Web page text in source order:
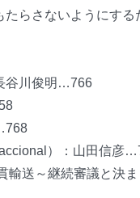
らさないようにす
谷川俊明…766
）：山田信彦
送～継続審議と決